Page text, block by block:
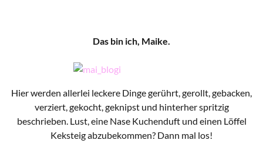
Das bin ich, Maike.
Hier werden allerlei leckere Dinge gerührt, gerollt, gebacken,
verziert, gekocht, geknipst und hinterher spritzig
beschrieben. Lust, eine Nase Kuchenduft und einen Löffel
Keksteig abzubekommen? Dann mal los!